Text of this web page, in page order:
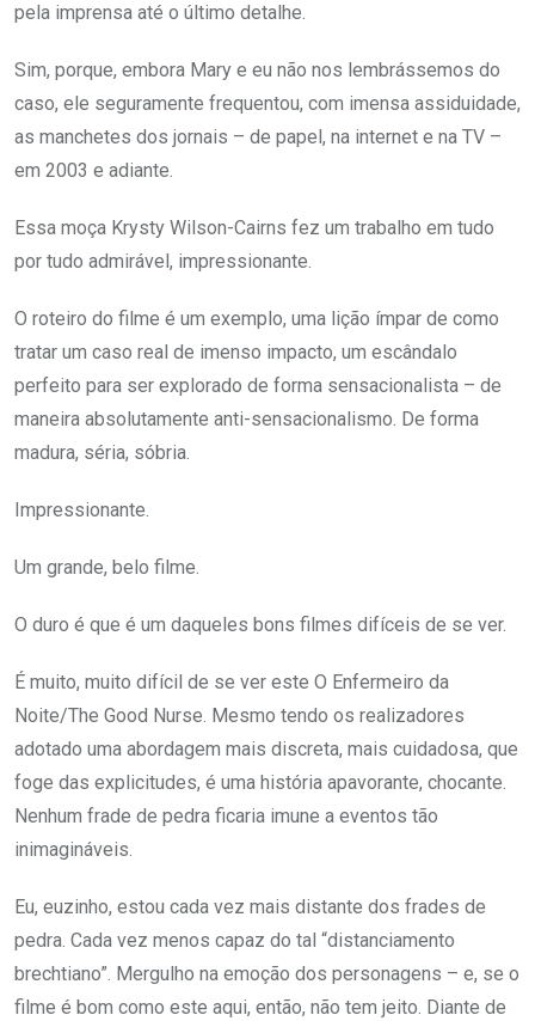
pela imprensa até o último detalhe.
Sim, porque, embora Mary e eu não nos lembrássemos do
caso, ele seguramente frequentou, com imensa assiduidade,
as manchetes dos jornais – de papel, na internet e na TV –
em 2003 e adiante.
Essa moça Krysty Wilson-Cairns fez um trabalho em tudo
por tudo admirável, impressionante.
O roteiro do filme é um exemplo, uma lição ímpar de como
tratar um caso real de imenso impacto, um escândalo
perfeito para ser explorado de forma sensacionalista – de
maneira absolutamente anti-sensacionalismo. De forma
madura, séria, sóbria.
Impressionante.
Um grande, belo filme.
O duro é que é um daqueles bons filmes difíceis de se ver.
É muito, muito difícil de se ver este O Enfermeiro da
Noite/The Good Nurse. Mesmo tendo os realizadores
adotado uma abordagem mais discreta, mais cuidadosa, que
foge das explicitudes, é uma história apavorante, chocante.
Nenhum frade de pedra ficaria imune a eventos tão
inimagináveis.
Eu, euzinho, estou cada vez mais distante dos frades de
pedra. Cada vez menos capaz do tal “distanciamento
brechtiano”. Mergulho na emoção dos personagens – e, se o
filme é bom como este aqui, então, não tem jeito. Diante de